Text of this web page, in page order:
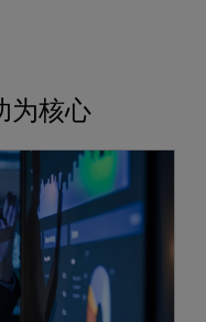
为核心